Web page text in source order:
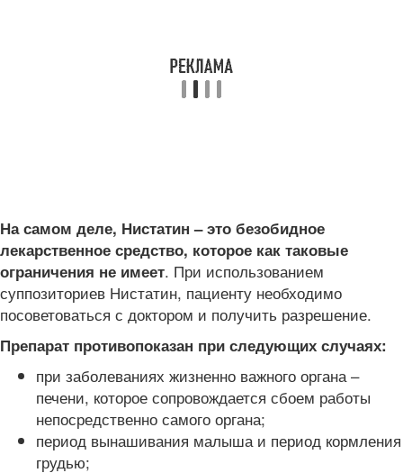
На самом деле, Нистатин – это безобидное
лекарственное средство, которое как таковые
ограничения не имеет. При использованием
суппозиториев Нистатин, пациенту необходимо
посоветоваться с доктором и получить разрешение.
Препарат противопоказан при следующих случаях:
при заболеваниях жизненно важного органа –
печени, которое сопровождается сбоем работы
непосредственно самого органа;
период вынашивания малыша и период кормления
грудью;